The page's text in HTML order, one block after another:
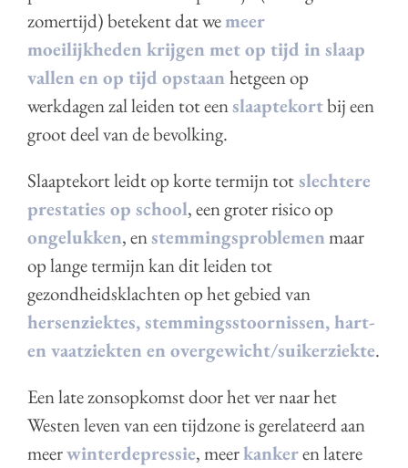
zomertijd) betekent dat wemeer
moeilijkheden krijgen met op tijd in slaap
vallen en op tijd opstaanhetgeen op
werkdagen zal leiden tot eenslaaptekortbij een
groot deel van de bevolking.
Slaaptekort leidt op korte termijn totslechtere
prestaties op school, een groter risico op
ongelukken, enstemmingsproblemenmaar
op lange termijn kan dit leiden tot
gezondheidsklachten op het gebied van
hersenziektes, stemmingsstoornissen, hart-
en vaatziekten en overgewicht/suikerziekte.
Een late zonsopkomst door het ver naar het
Westen leven van een tijdzone is gerelateerd aan
meerwinterdepressie, meerkankeren latere